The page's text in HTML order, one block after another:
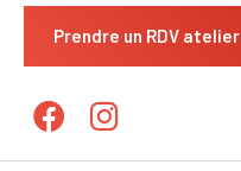
Prendre un RDV atelier